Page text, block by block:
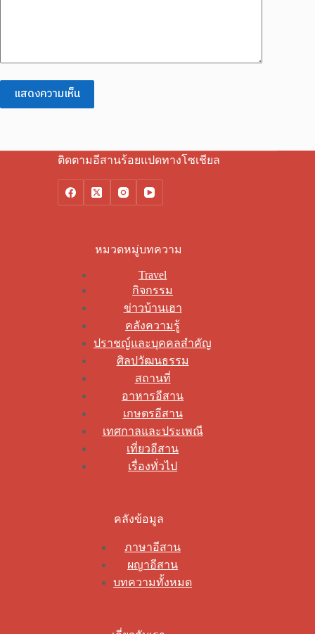
แสดงความเห็น
ติดตามอีสานร้อยแปดทางโซเชียล
หมวดหมู่บทความ
Travel
กิจกรรม
ข่าวบ้านเฮา
คลังความรู้
ปราชญ์และบุคคลสำคัญ
ศิลปวัฒนธรรม
สถานที่
อาหารอีสาน
เกษตรอีสาน
เทศกาลและประเพณี
เที่ยวอีสาน
เรื่องทั่วไป
คลังข้อมูล
ภาษาอีสาน
ผญาอีสาน
บทความทั้งหมด